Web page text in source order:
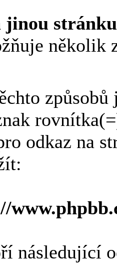
jinou stránku
několik
způsobů
odkaz na
následující